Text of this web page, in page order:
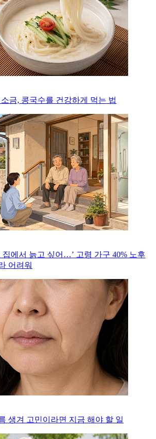
소금, 콩국수를 건강하게 먹는 법
집에서 늙고 싶어…’ 고령 가구 40% 노후
어려워
생겨 고민이라면 지금 해야 할 일